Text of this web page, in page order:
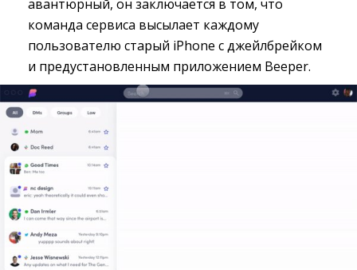
авантюрный, он заключается в том, что
команда сервиса высылает каждому
пользователю старый iPhone с джейлбрейком
и предустановленным приложением Beeper.